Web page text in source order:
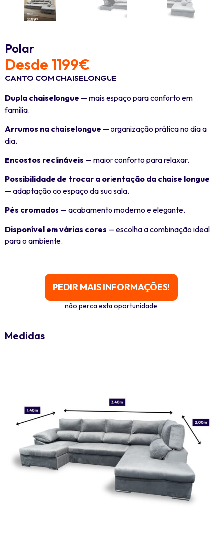
Polar
Desde 1199€
CANTO COM CHAISELONGUE
Dupla chaiselongue — mais espaço para conforto em
família.
Arrumos na chaiselongue — organização prática no dia a
dia.
Encostos reclináveis — maior conforto para relaxar.
Possibilidade de trocar a orientação da chaise longue
— adaptação ao espaço da sua sala.
Pés cromados — acabamento moderno e elegante.
Disponível em várias cores — escolha a combinação ideal
para o ambiente.
PEDIR MAIS INFORMAÇÕES!
não perca esta oportunidade
Medidas